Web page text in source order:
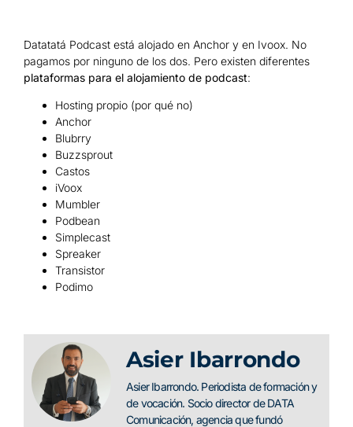
Datatatá Podcast está alojado en Anchor y en Ivoox. No
pagamos por ninguno de los dos. Pero existen diferentes
plataformas para el alojamiento de podcast:
Hosting propio (por qué no)
Anchor
Blubrry
Buzzsprout
Castos
iVoox
Mumbler
Podbean
Simplecast
Spreaker
Transistor
Podimo
Asier Ibarrondo
Asier Ibarrondo. Periodista de formación y
de vocación. Socio director de DATA
Comunicación, agencia que fundó